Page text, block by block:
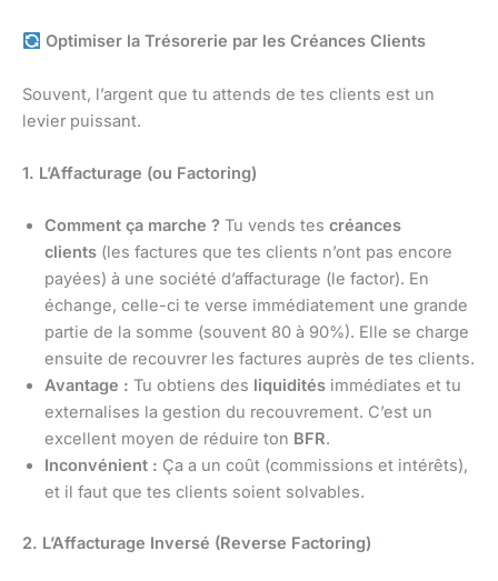
Optimiser la Trésorerie par les Créances Clients
Souvent, l’argent que tu attends de tes clients est un
levier puissant.
1. L’Affacturage (ou Factoring)
Comment ça marche ? Tu vends tes créances
clients (les factures que tes clients n’ont pas encore
payées) à une société d’affacturage (le factor). En
échange, celle-ci te verse immédiatement une grande
partie de la somme (souvent 80 à 90%). Elle se charge
ensuite de recouvrer les factures auprès de tes clients.
Avantage : Tu obtiens des liquidités immédiates et tu
externalises la gestion du recouvrement. C’est un
excellent moyen de réduire ton BFR.
Inconvénient : Ça a un coût (commissions et intérêts),
et il faut que tes clients soient solvables.
2. L’Affacturage Inversé (Reverse Factoring)